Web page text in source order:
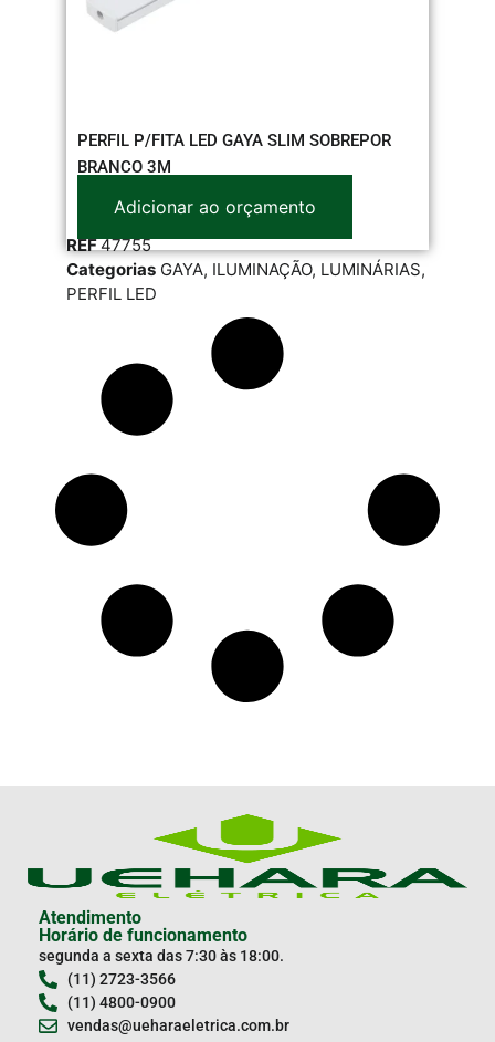
PERFIL P/FITA LED GAYA SLIM SOBREPOR
BRANCO 3M
Adicionar ao orçamento
REF47755
Categorias GAYA, ILUMINAÇÃO, LUMINÁRIAS,
PERFIL LED
Atendimento
Horário de funcionamento
segunda a sexta das 7:30 às 18:00.
(11) 2723-3566
(11) 4800-0900
vendas@ueharaeletrica.com.br